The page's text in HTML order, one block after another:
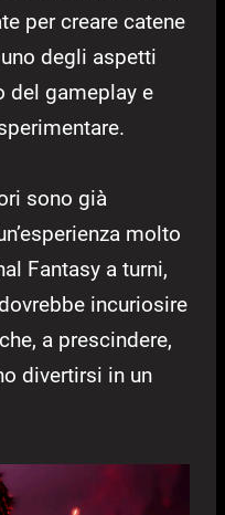
per creare catene
degli aspetti
del gameplay e
sono già
molto
Fantasy a turni,
incuriosire
a prescindere,
divertirsi in un